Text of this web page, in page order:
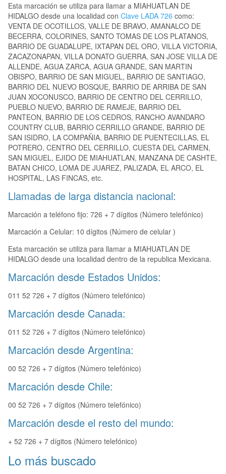
Esta marcación se utiliza para llamar a MIAHUATLAN DE
HIDALGO desde una localidad con Clave LADA 726 como:
VENTA DE OCOTILLOS, VALLE DE BRAVO, AMANALCO DE
BECERRA, COLORINES, SANTO TOMAS DE LOS PLATANOS,
BARRIO DE GUADALUPE, IXTAPAN DEL ORO, VILLA VICTORIA,
ZACAZONAPAN, VILLA DONATO GUERRA, SAN JOSE VILLA DE
ALLENDE, AGUA ZARCA, AGUA GRANDE, SAN MARTIN
OBISPO, BARRIO DE SAN MIGUEL, BARRIO DE SANTIAGO,
BARRIO DEL NUEVO BOSQUE, BARRIO DE ARRIBA DE SAN
JUAN XOCONUSCO, BARRIO DE CENTRO DEL CERRILLO,
PUEBLO NUEVO, BARRIO DE RAMEJE, BARRIO DEL
PANTEON, BARRIO DE LOS CEDROS, RANCHO AVANDARO
COUNTRY CLUB, BARRIO CERRILLO GRANDE, BARRIO DE
SAN ISIDRO, LA COMPAÑIA, BARRIO DE PUENTECILLAS, EL
POTRERO, CENTRO DEL CERRILLO, CUESTA DEL CARMEN,
SAN MIGUEL, EJIDO DE MIAHUATLAN, MANZANA DE CASHTE,
BATAN CHICO, LOMA DE JUAREZ, PALIZADA, EL ARCO, EL
HOSPITAL, LAS FINCAS, etc.
Llamadas de larga distancia nacional:
Marcación a teléfono fijo: 726 + 7 dígitos (Número telefónico)
Marcación a Celular: 10 dígitos (Número de celular )
Esta marcación se utiliza para llamar a MIAHUATLAN DE
HIDALGO desde una localidad dentro de la republica Mexicana.
Marcación desde Estados Unidos:
011 52 726 + 7 dígitos (Número telefónico)
Marcación desde Canada:
011 52 726 + 7 dígitos (Número telefónico)
Marcación desde Argentina:
00 52 726 + 7 dígitos (Número telefónico)
Marcación desde Chile:
00 52 726 + 7 dígitos (Número telefónico)
Marcación desde el resto del mundo:
+ 52 726 + 7 dígitos (Número telefónico)
Lo más buscado